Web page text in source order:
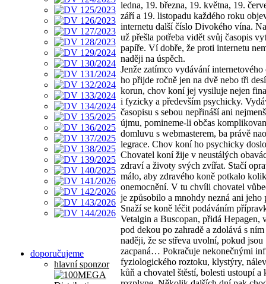
doporučujeme
hlavní sponzor
ledna, 19. března, 19. května, 19.
září a 19. listopadu každého roku
internetu další číslo Divokého vína.
už přešla potřeba vidět svůj časopis
papíře. Ví dobře, že proti internetu
naději na úspěch.
Jenže zatímco vydávání internetového
ho přijde ročně jen na dvě nebo tři
korun, chov koní jej vysiluje nejen
i fyzicky a především psychicky.
časopisu s sebou nepřináší ani
újmu, pomineme-li občas
domluvu s webmasterem, ba právě
legrace. Chov koní ho psychicky
Chovatel koní žije v neustálých
zdraví a životy svých zvířat. Stačí
málo, aby zdravého koně potkalo
onemocnění. V tu chvíli chovatel
je způsobilo a mnohdy nezná ani jeho
Snaží se koně léčit podáváním
Vetalgin a Buscopan, přidá Hepagen,
pod dekou po zahradě a zdolává s
naději, že se střeva uvolní, pokud jsou
zacpaná… Pokračuje nekonečnými
fyziologického roztoku, klystýry,
kůň a chovatel štěstí, bolesti ustoupí a